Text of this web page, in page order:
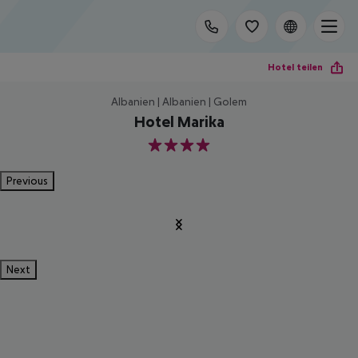
Hotel teilen
Albanien | Albanien | Golem
Hotel Marika
4
Previous
Next